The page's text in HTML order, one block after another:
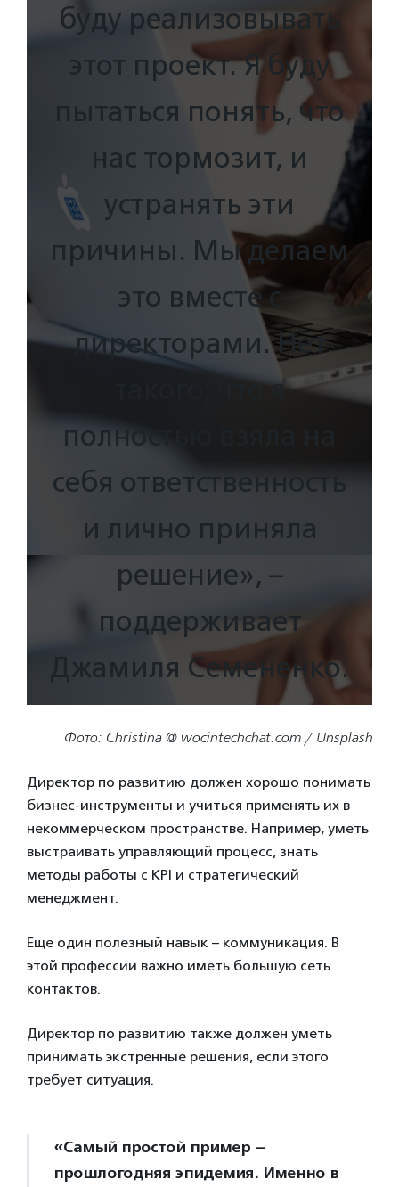
буду реализовывать
этот проект. Я буду
пытаться понять, что
нас тормозит, и
устранять эти
причины. Мы делаем
это вместе с
директорами. Нет
такого, что я
полностью взяла на
себя ответственность
и лично приняла
решение», –
поддерживает
Джамиля Семененко.
Фото: Christina @ wocintechchat.com / Unsplash
Директор по развитию должен хорошо понимать
бизнес-инструменты и учиться применять их в
некоммерческом пространстве. Например, уметь
выстраивать управляющий процесс, знать
методы работы с KPI и стратегический
менеджмент.
Еще один полезный навык – коммуникация. В
этой профессии важно иметь большую сеть
контактов.
Директор по развитию также должен уметь
принимать экстренные решения, если этого
требует ситуация.
«Самый простой пример –
прошлогодняя эпидемия. Именно в